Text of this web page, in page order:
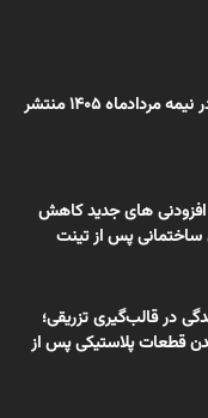
مجله بسپار شماره 286 در نیمه مردادماه 1405 منتشر
های جدید کاهش
پس از تینت
در قالب‌گیری تزریقی؛
قطعات پلاستیکی پس از